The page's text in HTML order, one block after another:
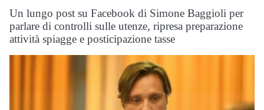
Un lungo post su Facebook di Simone Baggioli per
parlare di controlli sulle utenze, ripresa preparazione
attività spiagge e posticipazione tasse